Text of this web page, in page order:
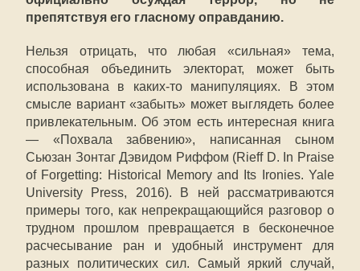
препятствуя его гласному оправданию.
Нельзя отрицать, что любая «сильная» тема,
способная объединить электорат, может быть
использована в каких-то манипуляциях. В этом
смысле вариант «забыть» может выглядеть более
привлекательным. Об этом есть интересная книга
— «Похвала забвению», написанная сыном
Сьюзан Зонтаг Дэвидом Риффом (Rieff D. In Praise
of Forgetting: Historical Memory and Its Ironies. Yale
University Press, 2016). В ней рассматриваются
примеры того, как непрекращающийся разговор о
трудном прошлом превращается в бесконечное
расчесывание ран и удобный инструмент для
разных политических сил. Самый яркий случай,